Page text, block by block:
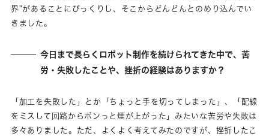
界"があることにびっくりし、そこからどんどんとのめり込んでい
きました。
今日まで長らくロボット制作を続けられてきた中で、苦
労・失敗したことや、挫折の経験はありますか？
「加工を失敗した」とか「ちょっと手を切ってしまった」、「配線
をミスして回路からボンっと煙が上がった」みたいな苦労や失敗は
多々ありました。ただ、よくよく考えてみたのですが、挫折したこ